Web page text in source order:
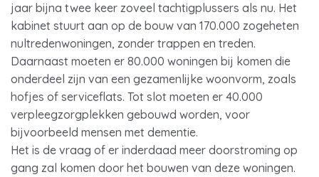
jaar bijna twee keer zoveel tachtigplussers als nu. Het
kabinet stuurt aan op de bouw van 170.000 zogeheten
nultredenwoningen, zonder trappen en treden.
Daarnaast moeten er 80.000 woningen bij komen die
onderdeel zijn van een gezamenlijke woonvorm, zoals
hofjes of serviceflats. Tot slot moeten er 40.000
verpleegzorgplekken gebouwd worden, voor
bijvoorbeeld mensen met dementie.
Het is de vraag of er inderdaad meer doorstroming op
gang zal komen door het bouwen van deze woningen.